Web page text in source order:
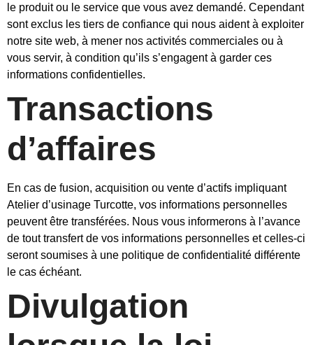
le produit ou le service que vous avez demandé. Cependant
sont exclus les tiers de confiance qui nous aident à exploiter
notre site web, à mener nos activités commerciales ou à
vous servir, à condition qu’ils s’engagent à garder ces
informations confidentielles.
Transactions
d’affaires
En cas de fusion, acquisition ou vente d’actifs impliquant
Atelier d’usinage Turcotte, vos informations personnelles
peuvent être transférées. Nous vous informerons à l’avance
de tout transfert de vos informations personnelles et celles-ci
seront soumises à une politique de confidentialité différente
le cas échéant.
Divulgation